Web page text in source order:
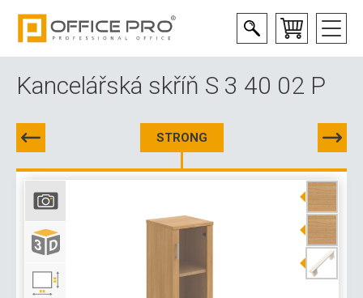
Kancelářská skříň S 3 40 02 P
STRONG